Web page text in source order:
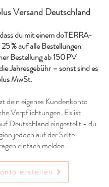
Versand Deutschland
du mit einem doTERRA-
% auf alle Bestellungen
Bestellung ab 150 PV
Jahresgebühr – sonst sind es
MwSt.
dein eigenes Kundenkonto
Verpflichtungen. Es ist
Deutschland eingestellt - du
jedoch auf der Seite
einfach melden.
erstellen